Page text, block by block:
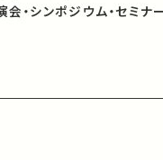
・シンポジウム・セミナ